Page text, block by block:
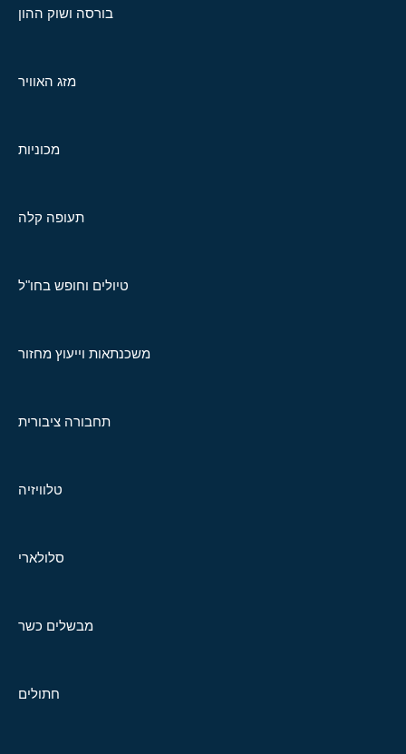
בורסה ושוק ההון
מזג האוויר
מכוניות
תעופה קלה
טיולים וחופש בחו"ל
משכנתאות וייעוץ מחזור
תחבורה ציבורית
טלוויזיה
סלולארי
מבשלים כשר
חתולים